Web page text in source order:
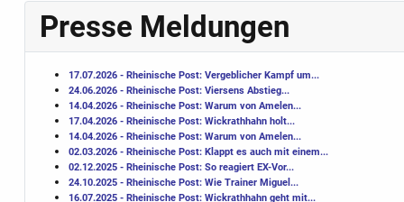
Presse Meldungen
17.07.2026 - Rheinische Post: Vergeblicher Kampf um...
24.06.2026 - Rheinische Post: Viersens Abstieg...
14.04.2026 - Rheinische Post: Warum von Amelen...
17.04.2026 - Rheinische Post: Wickrathhahn holt...
14.04.2026 - Rheinische Post: Warum von Amelen...
02.03.2026 - Rheinische Post: Klappt es auch mit einem...
02.12.2025 - Rheinische Post: So reagiert EX-Vor...
24.10.2025 - Rheinische Post: Wie Trainer Miguel...
16.07.2025 - Rheinische Post: Wickrathhahn geht mit...